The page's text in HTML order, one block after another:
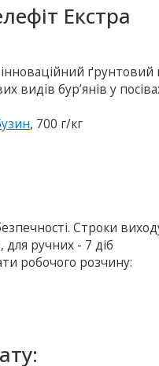
Екстра
ґрунтовий
видів бур’янів у
, 700 г/кг
Строки
для ручних - 7 діб
робочого розчину: